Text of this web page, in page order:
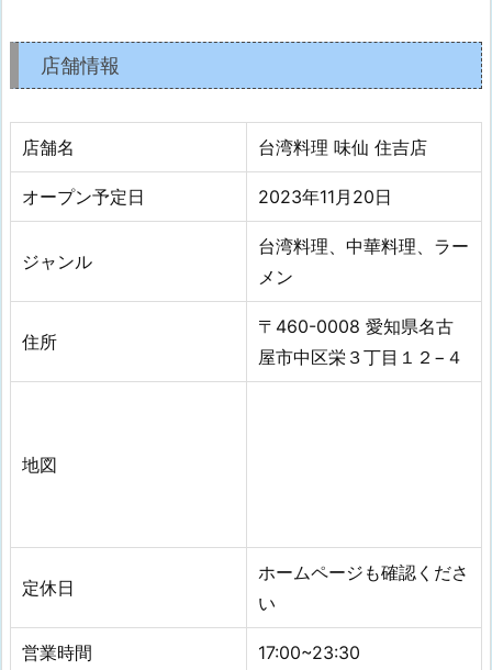
店舗情報
店舗名 台湾料理 味仙 住吉店
オープン予定日 2023年11月20日
ジャンル
台湾料理、中華料理、ラー
メン
住所
〒460-0008 愛知県名古
屋市中区栄３丁目１２−４
地図
定休日
ホームページも確認くださ
い
営業時間 17:00~23:30